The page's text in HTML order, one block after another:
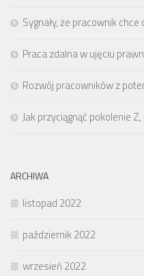
Sygnały, że pracownik chce
Praca zdalna w ujęciu
Rozwój pracowników z
Jak przyciągnąć pokolenie
ARCHIWA
listopad 2022
październik 2022
wrzesień 2022